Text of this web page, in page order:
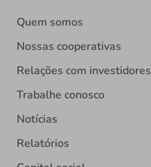
Quem somos
Nossas cooperativas
Relações com investidores
Trabalhe conosco
Notícias
Relatórios